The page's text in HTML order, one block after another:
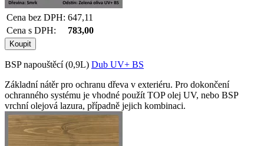
Cena bez DPH: 647,11
Cena s DPH:
783,00
BSP napouštěcí (0,9L) Dub UV+ BS
Základní nátěr pro ochranu dřeva v exteriéru. Pro dokončení
ochranného systému je vhodné použít TOP olej UV, nebo BSP
vrchní olejová lazura, případně jejich kombinaci.